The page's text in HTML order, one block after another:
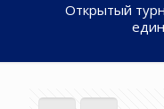
Открытый